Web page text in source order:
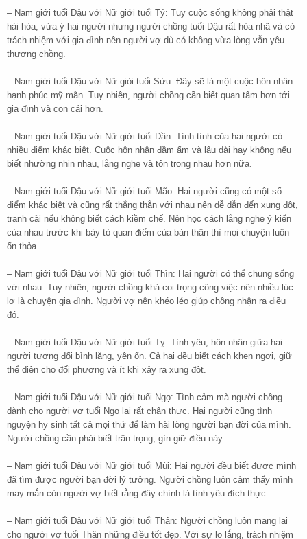
– Nam giới tuổi Dậu với Nữ giới tuổi Tý: Tuy cuộc sống không phải thật
hài hòa, vừa ý hai người nhưng người chồng tuổi Dậu rất hòa nhã và có
trách nhiệm với gia đình nên người vợ dù có không vừa lòng vẫn yêu
thương chồng.
– Nam giới tuổi Dậu với Nữ giỏi tuổi Sửu: Đây sẽ là một cuộc hôn nhân
hạnh phúc mỹ mãn. Tuy nhiên, người chồng cần biết quan tâm hơn tới
gia đình và con cái hơn.
– Nam giới tuổi Dậu với Nữ giới tuổi Dần: Tính tình của hai người có
nhiều điểm khác biệt. Cuộc hôn nhân đầm ấm và lâu dài hay không nếu
biết nhường nhịn nhau, lắng nghe và tôn trọng nhau hơn nữa.
– Nam giới tuổi Dậu với Nữ giới tuổi Mão: Hai người cũng có một số
điểm khác biệt và cũng rất thẳng thắn với nhau nên dễ dẫn đến xung đột,
tranh cãi nếu không biết cách kiềm chế. Nên học cách lắng nghe ý kiến
của nhau trước khi bày tỏ quan điểm của bản thân thì mọi chuyện luôn
ổn thỏa.
– Nam giới tuổi Dậu với Nữ giới tuổi Thìn: Hai người có thể chung sống
với nhau. Tuy nhiên, người chồng khá coi trọng công việc nên nhiều lúc
lơ là chuyện gia đình. Người vợ nên khéo léo giúp chồng nhận ra điều
đó.
– Nam giới tuổi Dậu với Nữ giới tuổi Tỵ: Tình yêu, hôn nhân giữa hai
người tương đối bình lặng, yên ổn. Cả hai đều biết cách khen ngợi, giữ
thể diện cho đối phương và ít khi xảy ra xung đột.
– Nam giới tuổi Dậu với Nữ giới tuổi Ngọ: Tình cảm mà người chồng
dành cho người vợ tuổi Ngọ lại rất chân thực. Hai người cũng tình
nguyện hy sinh tất cả mọi thứ để làm hài lòng người bạn đời của mình.
Người chồng cần phải biết trân trọng, gìn giữ điều này.
– Nam giới tuổi Dậu với Nữ giới tuổi Mùi: Hai người đều biết được mình
đã tìm được người bạn đời lý tưởng. Người chồng luôn cảm thấy mình
may mắn còn người vợ biết rằng đây chính là tình yêu đích thực.
– Nam giới tuổi Dậu với Nữ giới tuổi Thân: Người chồng luôn mang lại
cho người vợ tuổi Thân những điều tốt đẹp. Với sự lo lắng, trách nhiệm